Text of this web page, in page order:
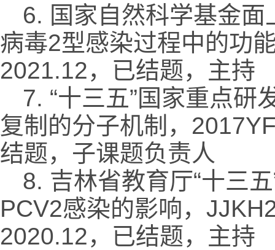
6. 国家自然科学基金
病毒2型感染过程中的功
2021.12，已结题，主持
7. “十三五”国家重点
复制的分子机制，
结题，子课题负责人
8. 吉林省教育厅“十三
PCV2感染的影响，
2020.12，已结题，主持